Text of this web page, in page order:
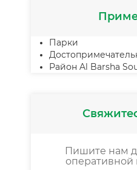
Парки
Район Al Barsha
Пишите нам
оперативной